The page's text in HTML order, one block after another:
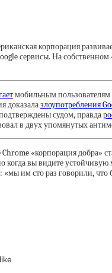
корпорация
сервисы. На
мобильным
доказалазлоупотребления
судом, правда
в двух упомянутых
Chrome «корпорация добра»
вы видите
им сто раз говорили, что